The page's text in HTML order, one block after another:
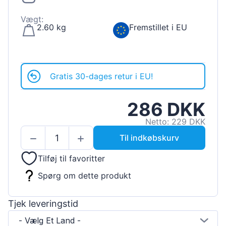
Vægt:
2.60 kg
Fremstillet i EU
Gratis 30-dages retur i EU!
286 DKK
Netto: 229 DKK
Til indkøbskurv
Tilføj til favoritter
Spørg om dette produkt
Tjek leveringstid
- Vælg Et Land -